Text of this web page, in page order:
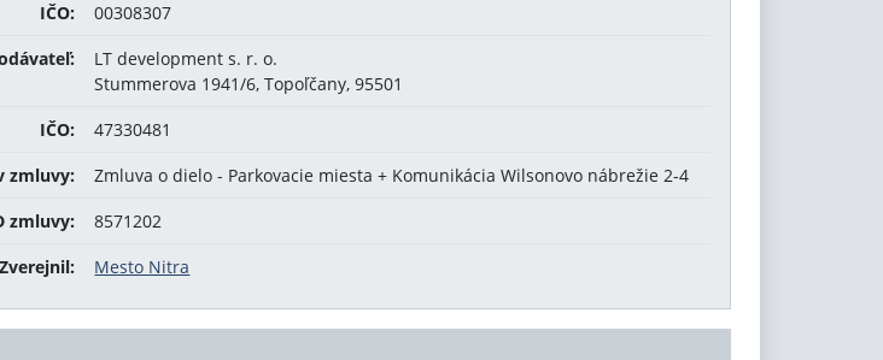
IČO:
00308307
LT development s. r. o.
Stummerova 1941/6, Topoľčany, 95501
IČO:
47330481
zmluvy:
Zmluva o dielo - Parkovacie miesta + Komunikácia Wilsonovo nábrežie 2-4
zmluvy:
8571202
Zverejnil:
Mesto Nitra